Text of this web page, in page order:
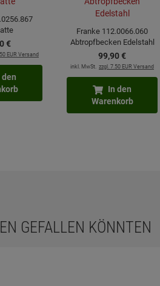
€
EUR Versand
den
Franke 112.0066.060
Abtropfbecken Edelstahl
99,90€
inkl. MwSt. zzgl. 7.50 EUR Versand
In den
Warenkorb
GEFALLEN KÖNNTEN